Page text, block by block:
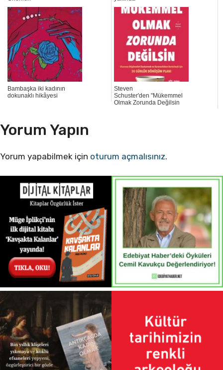
Bambaşka iki kadının
dokunaklı hikâyesi
Steven
Schuster'den "Mükemmel
Olmak Zorunda Değilsin
Yorum Yapın
Yorum yapabilmek için oturum açmalısınız.